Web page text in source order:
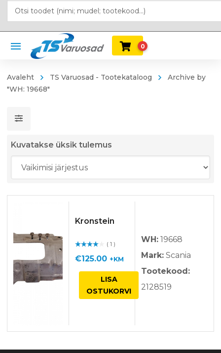
0
Avaleht TS Varuosad - Tootekataloog
Archive by
"WH: 19668"
Kuvatakse üksik tulemus
Kronstein
guga/ 5
( 1 )
€125.00 +KM
LISA
OSTUKORVI
WH: 19668
Mark: Scania
Tootekood:
2128519